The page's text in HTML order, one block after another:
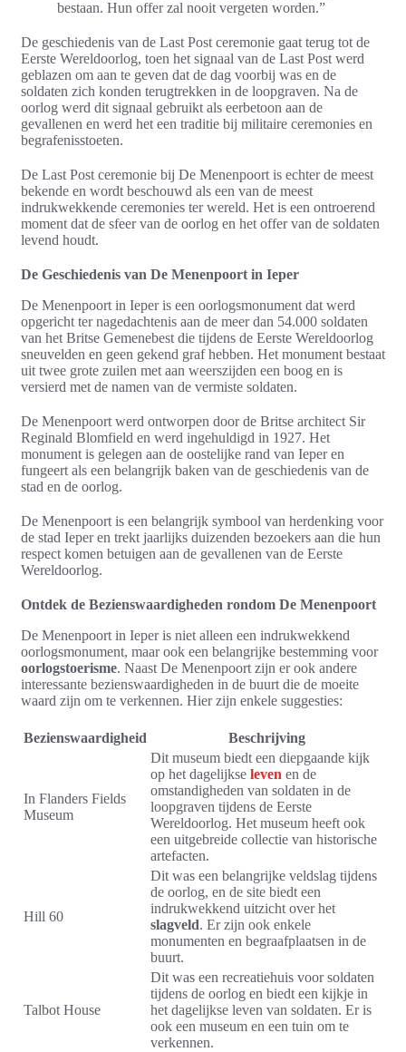
bestaan. Hun offer zal nooit vergeten worden.”
De geschiedenis van de Last Post ceremonie gaat terug tot de
Eerste Wereldoorlog, toen het signaal van de Last Post werd
geblazen om aan te geven dat de dag voorbij was en de
soldaten zich konden terugtrekken in de loopgraven. Na de
oorlog werd dit signaal gebruikt als eerbetoon aan de
gevallenen en werd het een traditie bij militaire ceremonies en
begrafenisstoeten.
De Last Post ceremonie bij De Menenpoort is echter de meest
bekende en wordt beschouwd als een van de meest
indrukwekkende ceremonies ter wereld. Het is een ontroerend
moment dat de sfeer van de oorlog en het offer van de soldaten
levend houdt.
De Geschiedenis van De Menenpoort in Ieper
De Menenpoort in Ieper is een oorlogsmonument dat werd
opgericht ter nagedachtenis aan de meer dan 54.000 soldaten
van het Britse Gemenebest die tijdens de Eerste Wereldoorlog
sneuvelden en geen gekend graf hebben. Het monument bestaat
uit twee grote zuilen met aan weerszijden een boog en is
versierd met de namen van de vermiste soldaten.
De Menenpoort werd ontworpen door de Britse architect Sir
Reginald Blomfield en werd ingehuldigd in 1927. Het
monument is gelegen aan de oostelijke rand van Ieper en
fungeert als een belangrijk baken van de geschiedenis van de
stad en de oorlog.
De Menenpoort is een belangrijk symbool van herdenking voor
de stad Ieper en trekt jaarlijks duizenden bezoekers aan die hun
respect komen betuigen aan de gevallenen van de Eerste
Wereldoorlog.
Ontdek de Bezienswaardigheden rondom De Menenpoort
De Menenpoort in Ieper is niet alleen een indrukwekkend
oorlogsmonument, maar ook een belangrijke bestemming voor
oorlogstoerisme. Naast De Menenpoort zijn er ook andere
interessante bezienswaardigheden in de buurt die de moeite
waard zijn om te verkennen. Hier zijn enkele suggesties:
Bezienswaardigheid Beschrijving
In Flanders Fields
Museum
Dit museum biedt een diepgaande kijk
op het dagelijkse leven en de
omstandigheden van soldaten in de
loopgraven tijdens de Eerste
Wereldoorlog. Het museum heeft ook
een uitgebreide collectie van historische
artefacten.
Hill 60
Dit was een belangrijke veldslag tijdens
de oorlog, en de site biedt een
indrukwekkend uitzicht over het
slagveld. Er zijn ook enkele
monumenten en begraafplaatsen in de
buurt.
Talbot House
Dit was een recreatiehuis voor soldaten
tijdens de oorlog en biedt een kijkje in
het dagelijkse leven van soldaten. Er is
ook een museum en een tuin om te
verkennen.